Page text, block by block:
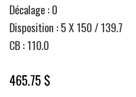
Décalage : 0
Disposition : 5 X 150 / 139.7
CB : 110.0
465.75 $